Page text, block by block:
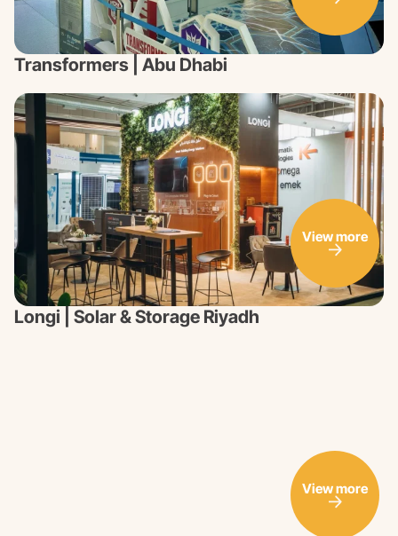
Transformers | Abu Dhabi
Longi | Solar & Storage Riyadh
View more
View more